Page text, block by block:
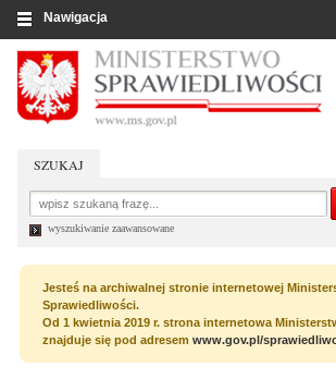
SZUKAJ
wyszukiwanie zaawansowane
Jesteś na archiwalnej stronie internetowej
Sprawiedliwości.
Od 1 kwietnia 2019 r. strona internetowa
znajduje się pod adresem www.gov.pl/
Nawigacja